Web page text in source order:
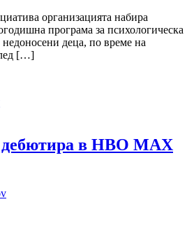
организацията набира
програма за психологическа
деца, по време на
[…]
в HBO MAX